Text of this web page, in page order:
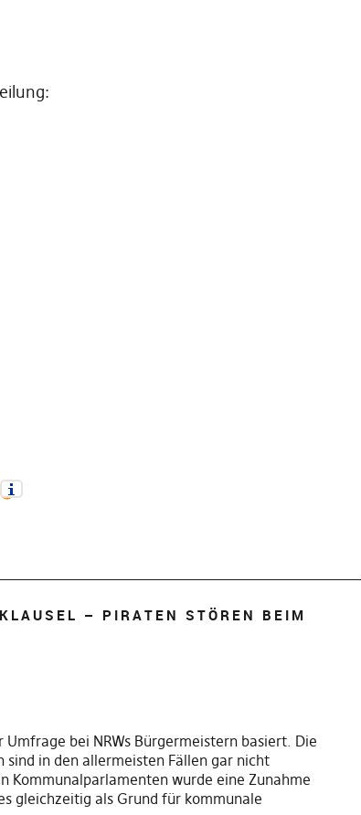
– PIRATEN STÖREN BEIM
bei NRWs Bürgermeistern basiert. Die
sind in den allermeisten Fällen gar nicht
Kommunalparlamenten wurde eine Zunahme
gleichzeitig als Grund für kommunale